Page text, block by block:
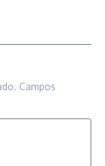
Campos